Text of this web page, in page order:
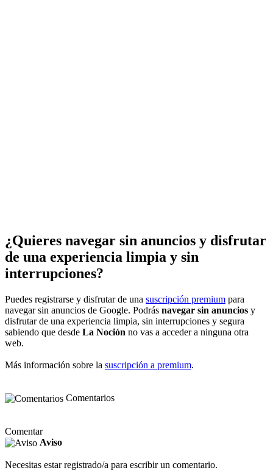
¿Quieres navegar sin anuncios y disfrutar
de una experiencia limpia y sin
interrupciones?
Puedes registrarse y disfrutar de una suscripción premium para
navegar sin anuncios de Google. Podrás navegar sin anuncios y
disfrutar de una experiencia limpia, sin interrupciones y segura
sabiendo que desde La Noción no vas a acceder a ninguna otra
web.
Más información sobre la suscripción a premium.
Comentarios
Comentar
Aviso
Necesitas estar registrado/a para escribir un comentario.